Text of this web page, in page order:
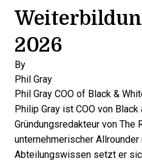
2026
By
Phil Gray
Phil Gray COO of Black &
Philip Gray ist COO von
Gründungsredakteur von The
unternehmerischer
Abteilungswissen setzt er